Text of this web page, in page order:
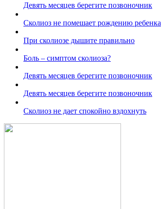
Девять месяцев берегите позвоночник
Сколиоз не помешает рождению ребенка
При сколиозе дышите правильно
Боль – симптом сколиоза?
Девять месяцев берегите позвоночник
Девять месяцев берегите позвоночник
Сколиоз не дает спокойно вздохнуть